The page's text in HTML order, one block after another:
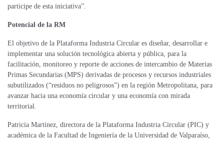
participe de esta iniciativa”.
Potencial de la RM
El objetivo de la Plataforma Industria Circular es diseñar, desarrollar e
implementar una solución tecnológica abierta y pública, para la
facilitación, monitoreo y reporte de acciones de intercambio de Materias
Primas Secundarias (MPS) derivadas de procesos y recursos industriales
subutilizados (“residuos no peligrosos”) en la región Metropolitana, para
avanzar hacia una economía circular y una economía con mirada
territorial.
Patricia Martínez, directora de la Plataforma Industria Circular (PIC) y
académica de la Facultad de Ingeniería de la Universidad de Valparaíso,